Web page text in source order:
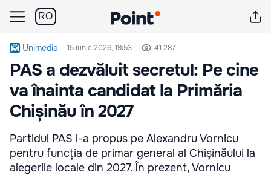
RO
Unimedia 15 iunie 2026, 19:53 41 287
PAS a dezvăluit secretul: Pe cine
va înainta candidat la Primăria
Chișinău în 2027
Partidul PAS l-a propus pe Alexandru Vornicu
pentru funcția de primar general al Chișinăului la
alegerile locale din 2027. În prezent, Vornicu